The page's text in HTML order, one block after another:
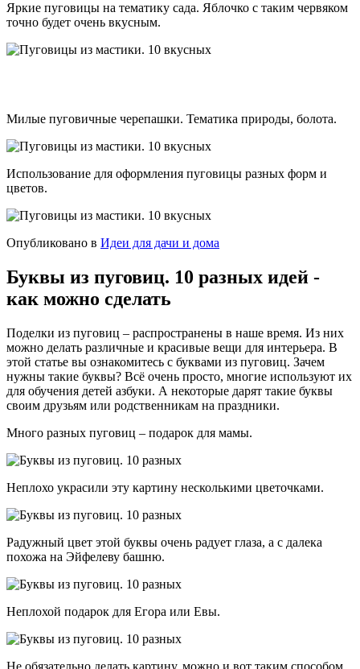
Яркие пуговицы на тематику сада. Яблочко с таким червяком
точно будет очень вкусным.
Милые пуговичные черепашки. Тематика природы, болота.
Использование для оформления пуговицы разных форм и
цветов.
Опубликовано в Идеи для дачи и дома
Буквы из пуговиц. 10 разных идей -
как можно сделать
Поделки из пуговиц – распространены в наше время. Из них
можно делать различные и красивые вещи для интерьера. В
этой статье вы ознакомитесь с буквами из пуговиц. Зачем
нужны такие буквы? Всё очень просто, многие используют их
для обучения детей азбуки. А некоторые дарят такие буквы
своим друзьям или родственникам на праздники.
Много разных пуговиц – подарок для мамы.
Неплохо украсили эту картину несколькими цветочками.
Радужный цвет этой буквы очень радует глаза, а с далека
похожа на Эйфелеву башню.
Неплохой подарок для Егора или Евы.
Не обязательно делать картину, можно и вот таким способом